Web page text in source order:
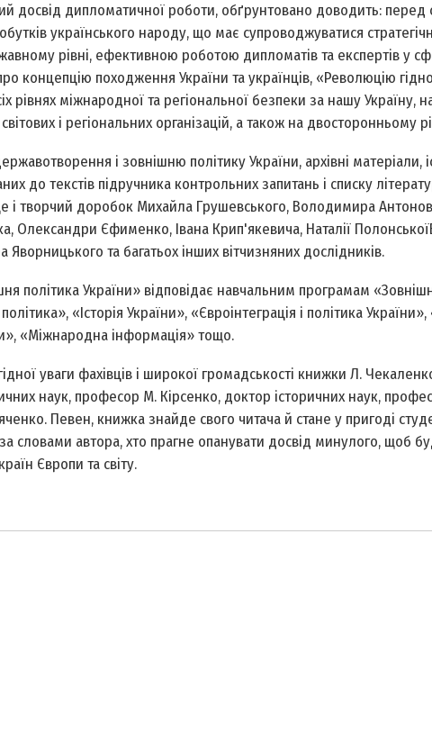
досвід дипломатичної роботи, обґрунтовано доводить: перед
українського народу, що має супроводжуватися
рівні, ефективною роботою дипломатів та експертів у
концепцію походження України та українців, «Революцію
рівнях міжнародної та регіональної безпеки за нашу Україну,
і регіональних організацій, а також на двосторонньому
і зовнішню політику України, архівні матеріали,
до текстів підручника контрольних запитань і списку
і творчий доробок Михайла Грушевського, Володимира
Єфименко, Івана Крип'якевича, Наталії
та багатьох інших вітчизняних дослідників.
політика України» відповідає навчальним програмам
«Історія України», «Євроінтеграція і політика
«Міжнародна інформація» тощо.
уваги фахівців і широкої громадськості книжки Л.
наук, професор М. Кірсенко, доктор історичних наук,
Певен, книжка знайде свого читача й стане у пригоді
словами автора, хто прагне опанувати досвід минулого, щоб
Європи та світу.